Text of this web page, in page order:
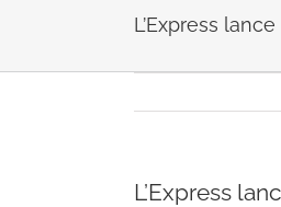
L’Express
L’Express